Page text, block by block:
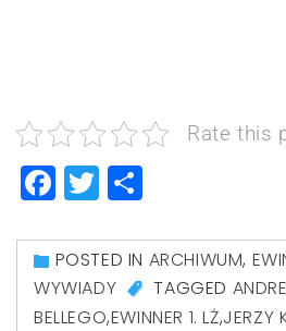
Rate this
Facebook
Twitter
POSTED IN ARCHIWUM,
WYWIADY
TAGGED
BELLEGO,EWINNER 1. LŻ,JERZY